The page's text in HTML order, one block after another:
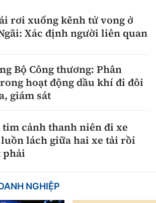
rơi xuống kênh tử vong ở
Xác định người liên quan
Bộ Công thương: Phân
hoạt động dầu khí đi đôi
giám sát
cảnh thanh niên đi xe
lách giữa hai xe tải rồi
phải
NGHIỆP